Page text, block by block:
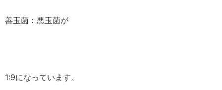
善玉菌：悪玉菌が
1:9になっています。